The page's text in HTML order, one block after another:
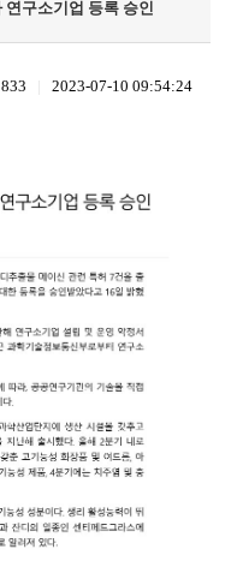
연구소기업 등록 승인
2023-07-10 09:54:24